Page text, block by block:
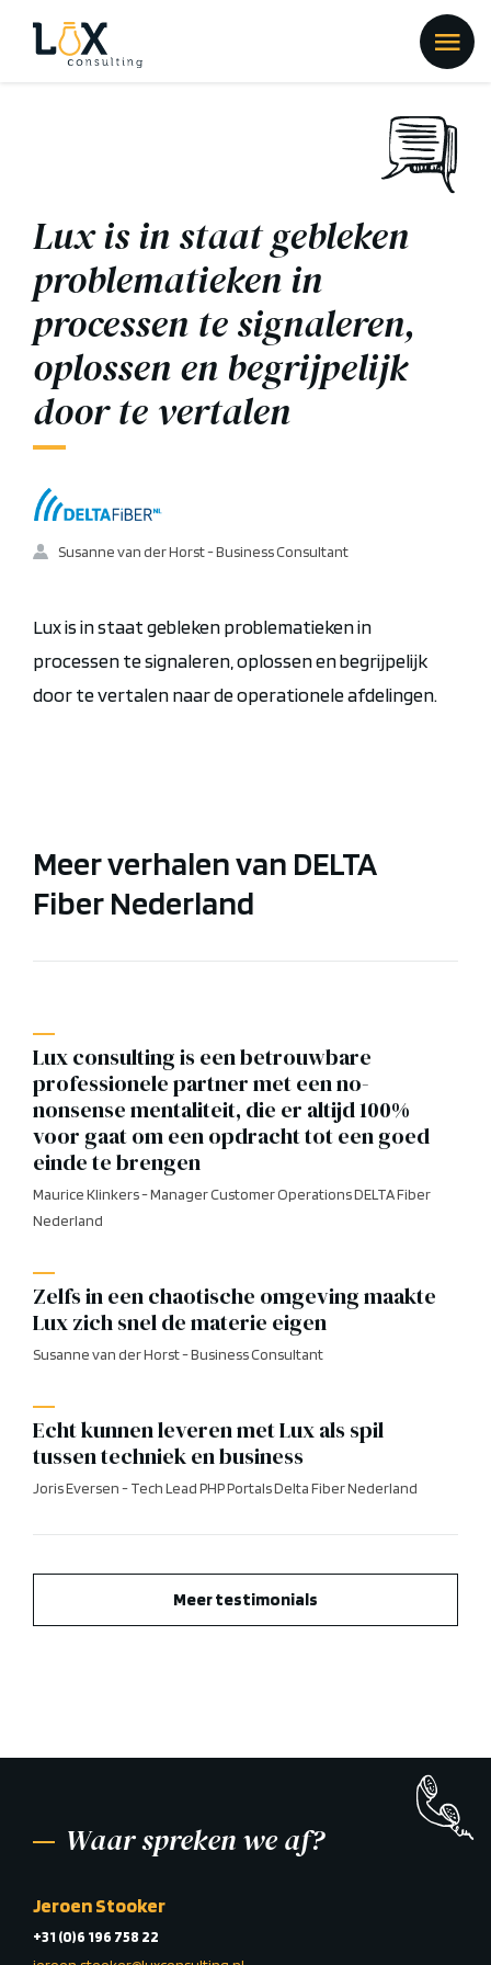
Lux is in staat gebleken
problematieken in
processen te signaleren,
oplossen en begrijpelijk
door te vertalen
Susanne van der Horst - Business Consultant
Lux is in staat gebleken problematieken in
processen te signaleren, oplossen en begrijpelijk
door te vertalen naar de operationele afdelingen.
Meer verhalen van DELTA
Fiber Nederland
Lux consulting is een betrouwbare
professionele partner met een no-
nonsense mentaliteit, die er altijd 100%
voor gaat om een opdracht tot een goed
einde te brengen
Maurice Klinkers - Manager Customer Operations DELTA Fiber
Nederland
Zelfs in een chaotische omgeving maakte
Lux zich snel de materie eigen
Susanne van der Horst - Business Consultant
Echt kunnen leveren met Lux als spil
tussen techniek en business
Joris Eversen - Tech Lead PHP Portals Delta Fiber Nederland
Meer testimonials
Waar spreken we af?
Jeroen Stooker
+31 (0)6 196 758 22